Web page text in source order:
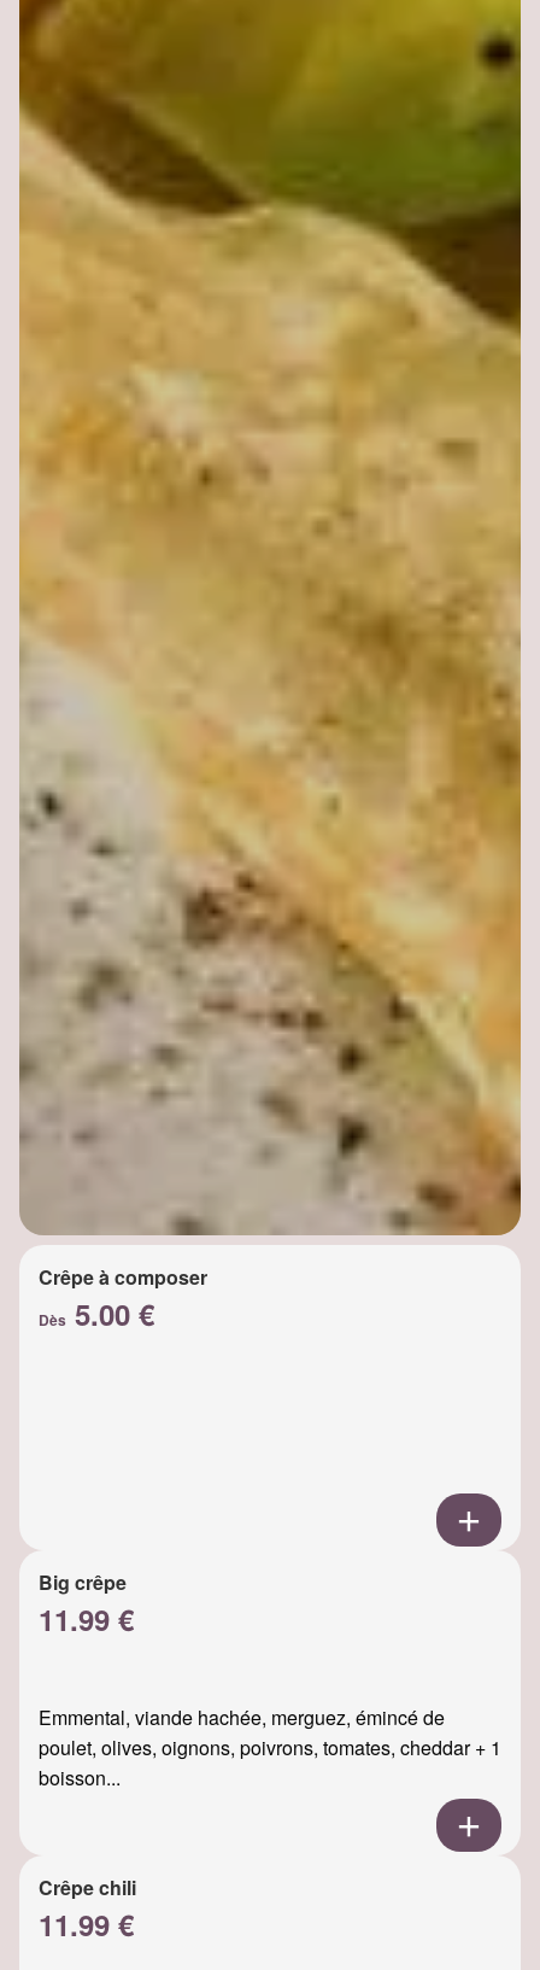
Crêpe à composer
Dès 5.00 €
Big crêpe
11.99 €
Emmental, viande hachée, merguez, émincé de
poulet, olives, oignons, poivrons, tomates, cheddar + 1
boisson...
Crêpe chili
11.99 €